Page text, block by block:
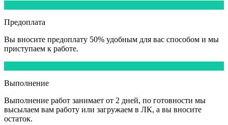
Предоплата
Вы вносите предоплату 50% удобным для вас способом и мы
приступаем к работе.
Выполнение
Выполнение работ занимает от 2 дней, по готовности мы
высылаем вам работу или загружаем в ЛК, а вы вносите
остаток.